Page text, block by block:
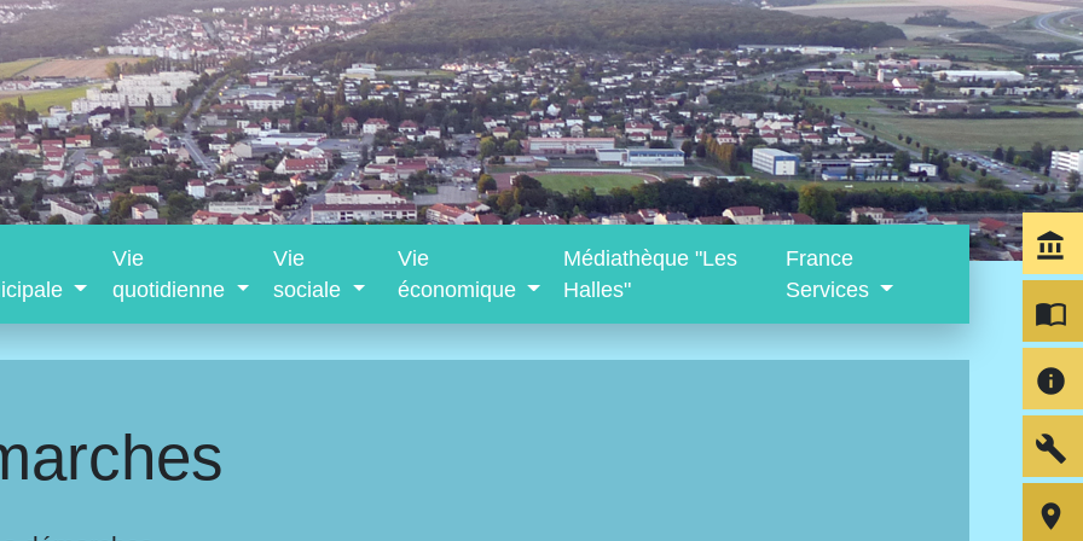
Vie
quotidienne
Vie
sociale
Vie
économique
Médiathèque "Les
Halles"
France
Services
account_balance
import_contacts
info
build
room